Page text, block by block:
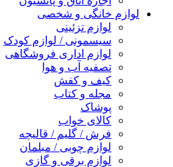
لوازم خانگی و شخصی
لوازم تزئینی
سیسمونی / لوازم کودک
لوازم اداری فروشگاهی
تصفیه آب و هوا
کیف و کفش
مجله و کتاب
پوشاک
کالای خواب
فرش / گلیم / قالیچه
لوازم چوبی / مبلمان
لوازم برقی و گازی